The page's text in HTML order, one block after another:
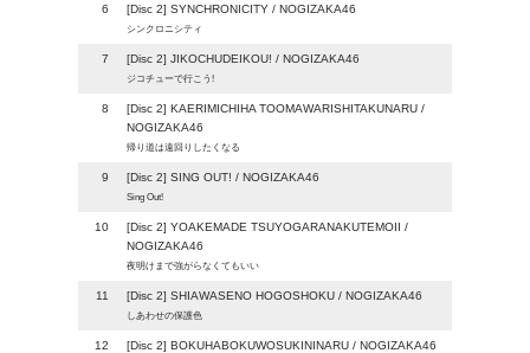
6 [Disc 2] SYNCHRONICITY / NOGIZAKA46
シンクロニシティ
7 [Disc 2] JIKOCHUDEIKOU! / NOGIZAKA46
ジコチューで行こう!
8
[Disc 2] KAERIMICHIHA TOOMAWARISHITAKUNARU /
NOGIZAKA46
帰り道は遠回りしたくなる
9 [Disc 2] SING OUT! / NOGIZAKA46
Sing Out!
10
[Disc 2] YOAKEMADE TSUYOGARANAKUTEMOII /
NOGIZAKA46
夜明けまで強がらなくてもいい
11 [Disc 2] SHIAWASENO HOGOSHOKU / NOGIZAKA46
しあわせの保護色
12 [Disc 2] BOKUHABOKUWOSUKININARU / NOGIZAKA46